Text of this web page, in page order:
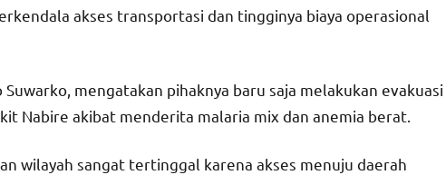
akses transportasi dan tingginya biaya operasional
mengatakan pihaknya baru saja melakukan evakuasi
Nabire akibat menderita malaria mix dan anemia berat.
wilayah sangat tertinggal karena akses menuju daerah